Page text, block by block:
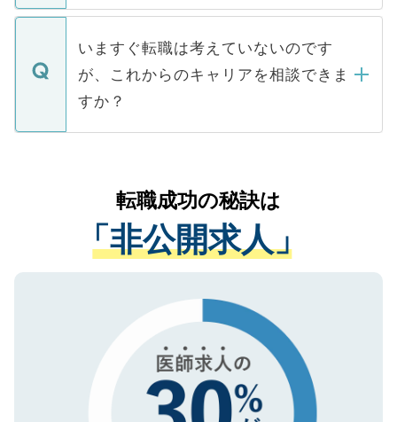
関を公にしてしまうと、応募が殺到する場
に、医療機関が求める条件に合った人材の
みを人材紹介会社に依頼するケースが増え
ています。
定を承諾する必要はありません。内定先へ
の辞退の連絡はキャリアパートナーが行い
個人情報が漏えいすることはありませんの
で、ご安心ください。当サイトからの登録
などで収集したご登録者様の個人情報は、
ご本人のキャリアアップおよび転職活動の
支援を目的に使用いたします。お預かりし
ているすべての個人データはご本人の許可
は、個人情報の取り扱いについての厳密な
管理基準を満たした事業者のみに付与され
る、プライバシーマークを取得済みです。
で、機密保持に関してもご安心ください。
いますぐ転職は考えていないのです
が、これからのキャリアを相談できま
すか？
かがいして、現在の医療機関の状況や紹介
経験をまじえながら、適切なアドバイスを
させていただきます。すぐにご転職をされ
ない方には、長期的なサポートが可能です
ので、まずはご登録ください。
転職成功の秘訣は
「非公開求人」